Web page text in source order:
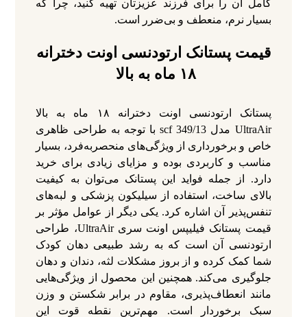
کامل آن را برای فرزند عزیزتان تهیه کنید، چرا که
بسیار نرم، منعطف و بی‌ضرر است.
قیمت پستانک ارتودنسی اونت دخترانه
۱۸ ماه به بالا
پستانک ارتودنسی اونت دخترانه ۱۸ ماه به بالا
UltraAir مدل scf 349/13 با توجه به طراحی ظاهری
خاص و برخورداری از ویژگی‌های منحصربه‌فرد، بسیار
مناسب و کاربردی بوده و مزایای زیادی برای خرید
دارد. از جمله فواید این پستانک می‌توان به کیفیت
بالای ساخت، استفاده از سیلیکون پزشکی و لبه‌های
تنفس‌پذیر آن اشاره کرد. یکی دیگر از عوامل مؤثر بر
قیمت پستانک فیلیپس اونت سری UltraAir، طراحی
ارتودنسی آن است که به رشد طبیعی دهان کودک
شما کمک کرده و از بروز مشکلات لثه، دندان و دهان
جلوگیری می‌کند. همچنین این محصول از ویژگی‌هایی
مانند انعطاف‌پذیری، مقاوم در برابر شکستن و وزن
سبک برخوردار است. مهم‌ترین نقطه قوت این